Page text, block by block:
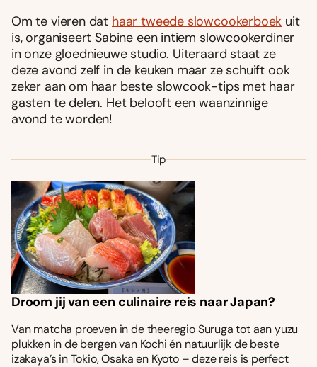
Om te vieren dat haar tweede slowcookerboek uit
is, organiseert Sabine een intiem slowcookerdiner
in onze gloednieuwe studio. Uiteraard staat ze
deze avond zelf in de keuken maar ze schuift ook
zeker aan om haar beste slowcook-tips met haar
gasten te delen. Het belooft een waanzinnige
avond te worden!
Tip
Droom jij van een culinaire reis naar Japan?
Van matcha proeven in de theeregio Suruga tot aan yuzu
plukken in de bergen van Kochi én natuurlijk de beste
izakaya’s in Tokio, Osaka en Kyoto – deze reis is perfect